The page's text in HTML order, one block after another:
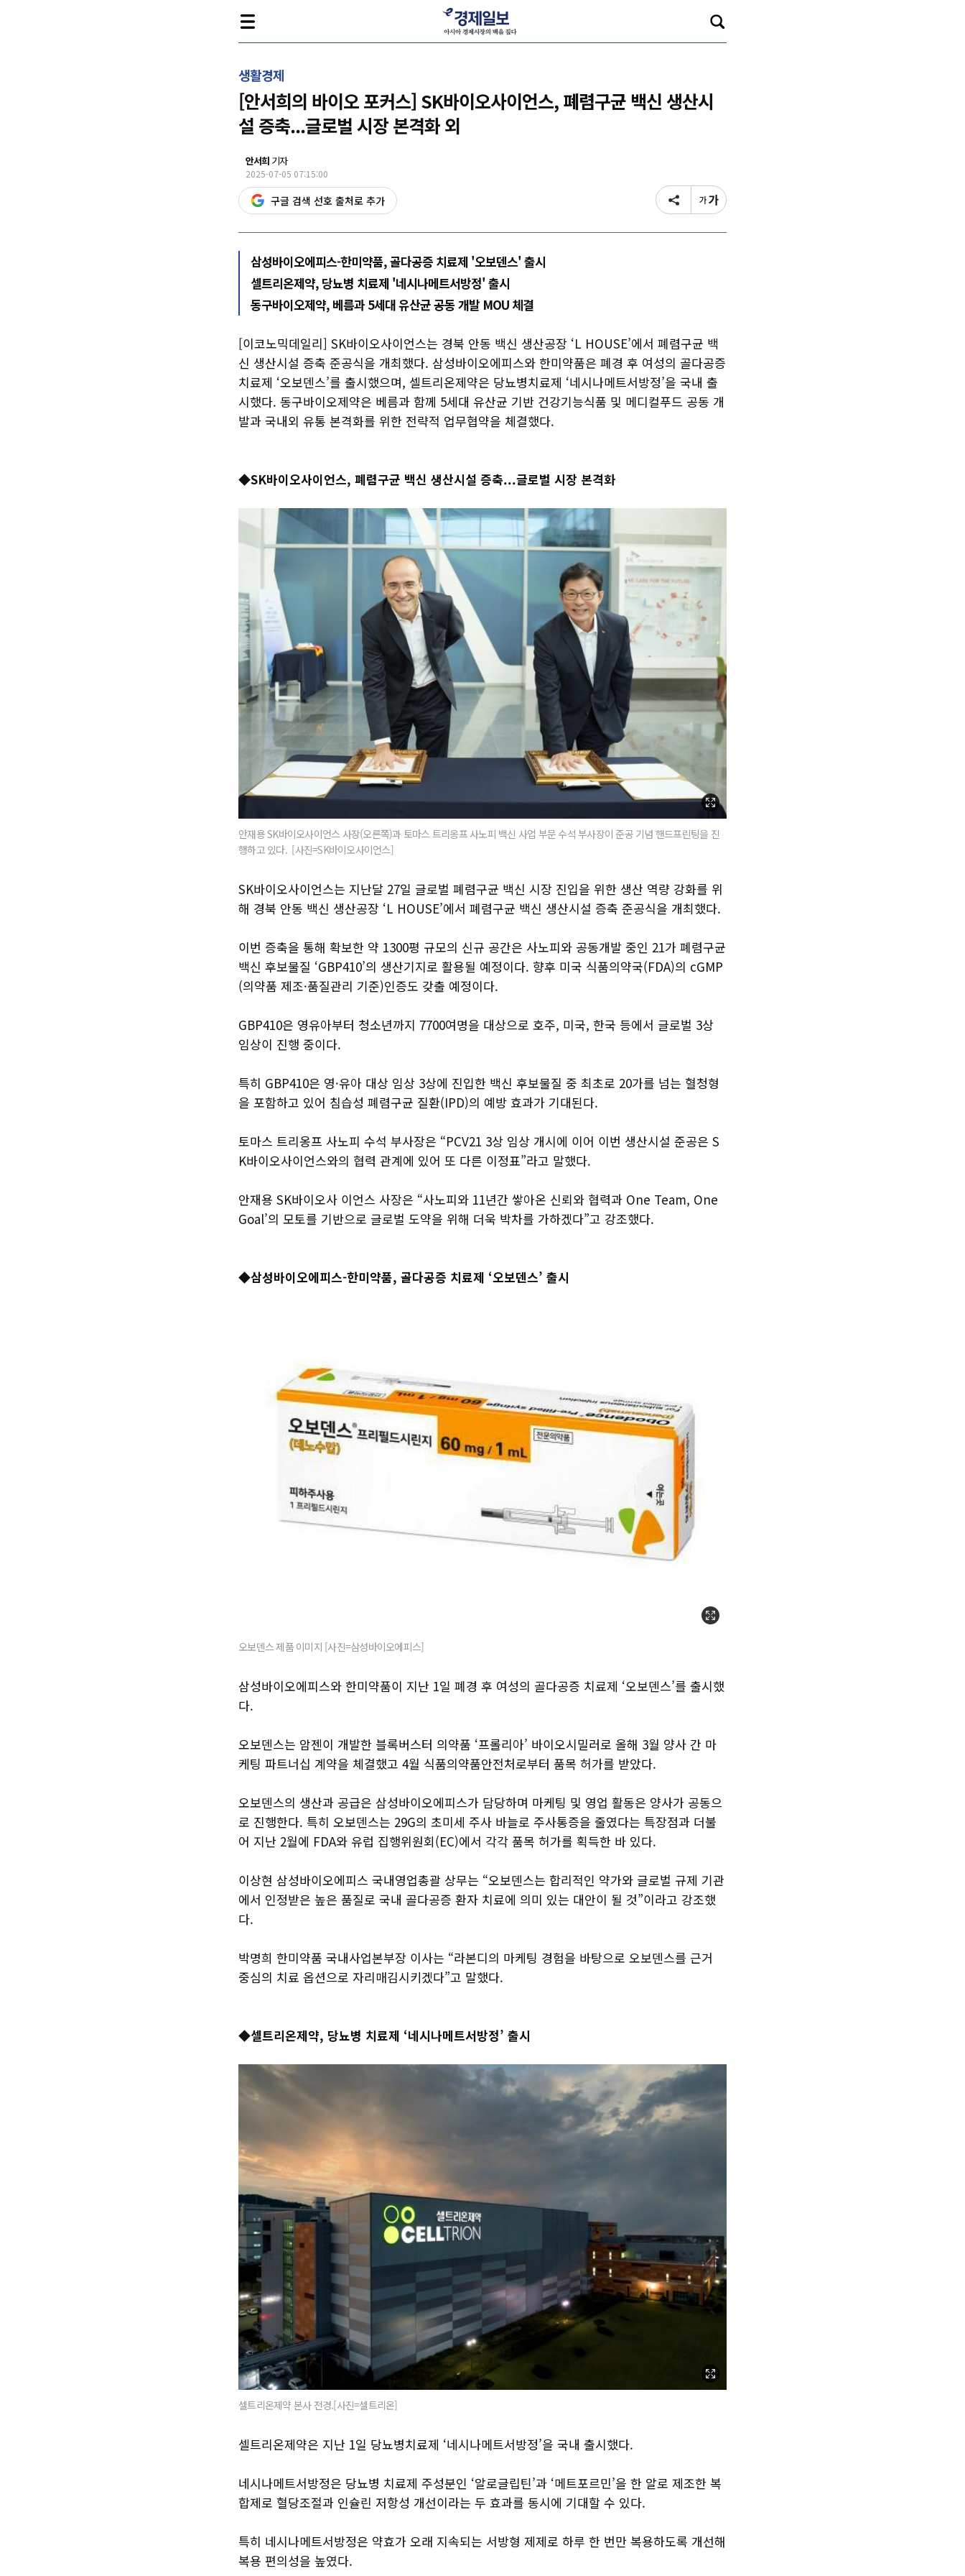
생활경제
[안서희의 바이오 포커스] SK바이오사이언스, 폐렴구균 백신 생산시
설 증축...글로벌 시장 본격화 외
안서희 기자
2025-07-05 07:15:00
구글 검색 선호 출처로 추가
삼성바이오에피스-한미약품, 골다공증 치료제 '오보덴스' 출시
셀트리온제약, 당뇨병 치료제 '네시나메트서방정' 출시
동구바이오제약, 베름과 5세대 유산균 공동 개발 MOU 체결
[이코노믹데일리] SK바이오사이언스는 경북 안동 백신 생산공장 ‘L HOUSE’에서 폐렴구균 백
신 생산시설 증축 준공식을 개최했다. 삼성바이오에피스와 한미약품은 폐경 후 여성의 골다공증
치료제 ‘오보덴스’를 출시했으며, 셀트리온제약은 당뇨병치료제 ‘네시나메트서방정’을 국내 출
시했다. 동구바이오제약은 베름과 함께 5세대 유산균 기반 건강기능식품 및 메디컬푸드 공동 개
발과 국내외 유통 본격화를 위한 전략적 업무협약을 체결했다.
◆SK바이오사이언스, 폐렴구균 백신 생산시설 증축...글로벌 시장 본격화
안재용 SK바이오사이언스 사장(오른쪽)과 토마스 트리옹프 사노피 백신 사업 부문 수석 부사장이 준공 기념 핸드프린팅을 진
행하고 있다. [사진=SK바이오사이언스]
SK바이오사이언스는 지난달 27일 글로벌 폐렴구균 백신 시장 진입을 위한 생산 역량 강화를 위
해 경북 안동 백신 생산공장 ‘L HOUSE’에서 폐렴구균 백신 생산시설 증축 준공식을 개최했다.
이번 증축을 통해 확보한 약 1300평 규모의 신규 공간은 사노피와 공동개발 중인 21가 폐렴구균
백신 후보물질 ‘GBP410’의 생산기지로 활용될 예정이다. 향후 미국 식품의약국(FDA)의 cGMP
(의약품 제조·품질관리 기준)인증도 갖출 예정이다.
GBP410은 영유아부터 청소년까지 7700여명을 대상으로 호주, 미국, 한국 등에서 글로벌 3상
임상이 진행 중이다.
특히 GBP410은 영·유아 대상 임상 3상에 진입한 백신 후보물질 중 최초로 20가를 넘는 혈청형
을 포함하고 있어 침습성 폐렴구균 질환(IPD)의 예방 효과가 기대된다.
토마스 트리옹프 사노피 수석 부사장은 “PCV21 3상 임상 개시에 이어 이번 생산시설 준공은 S
K바이오사이언스와의 협력 관계에 있어 또 다른 이정표”라고 말했다.
안재용 SK바이오사 이언스 사장은 “사노피와 11년간 쌓아온 신뢰와 협력과 One Team, One
Goal’의 모토를 기반으로 글로벌 도약을 위해 더욱 박차를 가하겠다”고 강조했다.
◆삼성바이오에피스-한미약품, 골다공증 치료제 ‘오보덴스’ 출시
오보덴스 제품 이미지 [사진=삼성바이오에피스]
삼성바이오에피스와 한미약품이 지난 1일 폐경 후 여성의 골다공증 치료제 ‘오보덴스’를 출시했
다.
오보덴스는 암젠이 개발한 블록버스터 의약품 ‘프롤리아’ 바이오시밀러로 올해 3월 양사 간 마
케팅 파트너십 계약을 체결했고 4월 식품의약품안전처로부터 품목 허가를 받았다.
오보덴스의 생산과 공급은 삼성바이오에피스가 담당하며 마케팅 및 영업 활동은 양사가 공동으
로 진행한다. 특히 오보덴스는 29G의 초미세 주사 바늘로 주사통증을 줄였다는 특장점과 더불
어 지난 2월에 FDA와 유럽 집행위원회(EC)에서 각각 품목 허가를 획득한 바 있다.
이상현 삼성바이오에피스 국내영업총괄 상무는 “오보덴스는 합리적인 약가와 글로벌 규제 기관
에서 인정받은 높은 품질로 국내 골다공증 환자 치료에 의미 있는 대안이 될 것”이라고 강조했
다.
박명희 한미약품 국내사업본부장 이사는 “라본디의 마케팅 경험을 바탕으로 오보덴스를 근거
중심의 치료 옵션으로 자리매김시키겠다”고 말했다.
◆셀트리온제약, 당뇨병 치료제 ‘네시나메트서방정’ 출시
셀트리온제약 본사 전경.[사진=셀트리온]
셀트리온제약은 지난 1일 당뇨병치료제 ‘네시나메트서방정’을 국내 출시했다.
네시나메트서방정은 당뇨병 치료제 주성분인 ‘알로글립틴’과 ‘메트포르민’을 한 알로 제조한 복
합제로 혈당조절과 인슐린 저항성 개선이라는 두 효과를 동시에 기대할 수 있다.
특히 네시나메트서방정은 약효가 오래 지속되는 서방형 제제로 하루 한 번만 복용하도록 개선해
복용 편의성을 높였다.